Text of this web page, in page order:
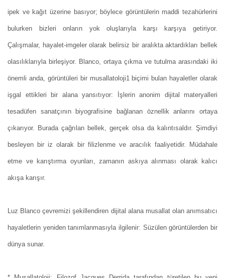
ipek ve kağıt üzerine basıyor; böylece görüntülerin maddi tezahürlerini
bulurken bizleri onların yok oluşlarıyla karşı karşıya getiriyor.
Çalışmalar, hayalet-imgeler olarak belirsiz bir aralıkta aktardıkları bellek
olasılıklarıyla birleşiyor. Blanco, ortaya çıkma ve tutulma arasındaki iki
önemli anda, görüntüleri bir musallatoloji1 biçimi bulan hayaletler olarak
işgal ettikleri bir alana yansıtıyor: İşlerin anonim dijital materyalleri
tesadüfen sanatçının biyografisine bağlanan öznellik anlarını ortaya
çıkarıyor. Burada çağrılan bellek, gerçek olsa da kalıntısaldır. Şimdiyi
besleyen bir iz olarak bir filizlenme ve aracılık faaliyetidir. Müdahale
etme ve karıştırma oyunları, zamanın askıya alınması olarak kalıcı
akışa karışır.
Luz Blanco çevremizi şekillendiren dijital alana musallat olan anımsatıcı
hayaletlerin yeniden tanımlanmasıyla ilgilenir: Süzülen görüntülerden bir
dünya sunar.